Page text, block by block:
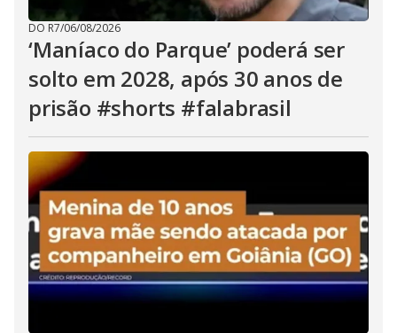
DO R7/06/08/2026
‘Maníaco do Parque’ poderá ser
solto em 2028, após 30 anos de
prisão #shorts #falabrasil